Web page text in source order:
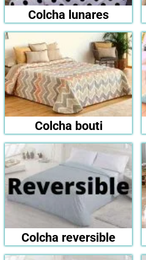
Colcha lunares
Colcha bouti
Colcha reversible